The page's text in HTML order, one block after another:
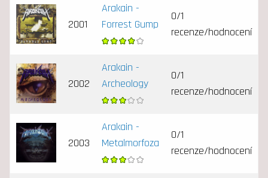
2001
Arakain -
Forrest Gump
0/1
recenze/hodnocení
2002
Arakain -
Archeology
0/1
recenze/hodnocení
2003
Arakain -
Metalmorfoza
0/1
recenze/hodnocení